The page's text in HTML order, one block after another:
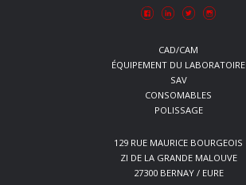
CAD/CAM
ÉQUIPEMENT DU LABORATOIRE
SAV
CONSOMABLES
POLISSAGE
129 RUE MAURICE BOURGEOIS
ZI DE LA GRANDE MALOUVE
27300 BERNAY / EURE